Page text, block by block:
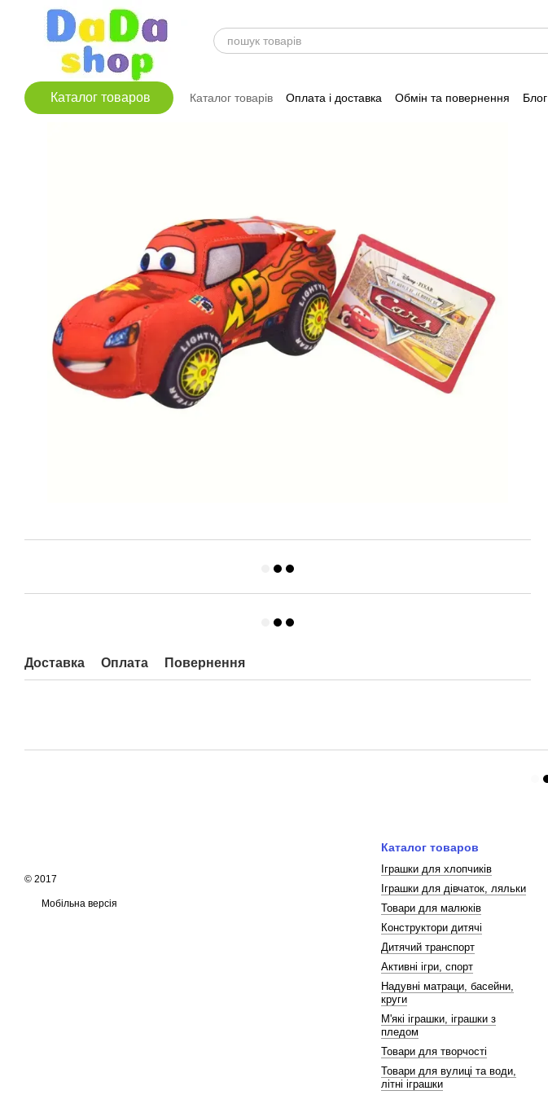
Перейти до основного контенту
Каталог товаров Каталог товарів Оплата і доставка Обмін та повернення Блог
Доставка Оплата Повернення
© 2017
Мобільна версія
Каталог товаров
Іграшки для хлопчиків
Іграшки для дівчаток, ляльки
Товари для малюків
Конструктори дитячі
Дитячий транспорт
Активні ігри, спорт
Надувні матраци, басейни,
круги
М'які іграшки, іграшки з
пледом
Товари для творчості
Товари для вулиці та води,
літні іграшки